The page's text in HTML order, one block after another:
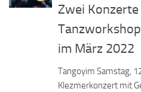
Zwei
Tanzworkshop
im März 2022
Tangoyim Samstag,
Klezmerkonzert mit